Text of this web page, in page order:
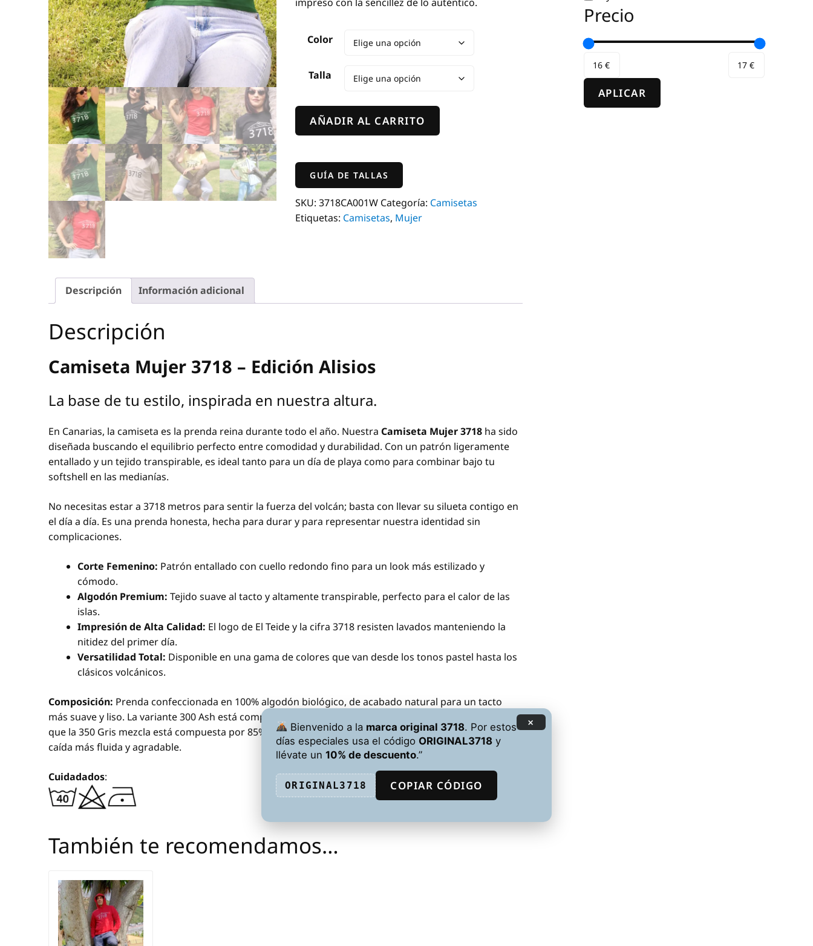
Color
Talla
Camiseta
Mujer
Edición
Alisios
cantidad
AÑADIR AL CARRITO
GUÍA DE TALLAS
SKU:3718CA001W Categoría: Camisetas
Etiquetas: Camisetas, Mujer
Descripción Información adicional
Descripción
Camiseta Mujer 3718 – Edición Alisios
La base de tu estilo, inspirada en nuestra altura.
En Canarias, la camiseta es la prenda reina durante todo el año. Nuestra Camiseta Mujer 3718 ha sido
diseñada buscando el equilibrio perfecto entre comodidad y durabilidad. Con un patrón ligeramente
entallado y un tejido transpirable, es ideal tanto para un día de playa como para combinar bajo tu
softshell en las medianías.
No necesitas estar a 3718 metros para sentir la fuerza del volcán; basta con llevar su silueta contigo en
el día a día. Es una prenda honesta, hecha para durar y para representar nuestra identidad sin
complicaciones.
Corte Femenino: Patrón entallado con cuello redondo fino para un look más estilizado y
cómodo.
Algodón Premium: Tejido suave al tacto y altamente transpirable, perfecto para el calor de las
islas.
Impresión de Alta Calidad: El logo de El Teide y la cifra 3718 resisten lavados manteniendo la
nitidez del primer día.
Versatilidad Total: Disponible en una gama de colores que van desde los tonos pastel hasta los
clásicos volcánicos.
Composición: Prenda confeccionada en 100% algodón biológico, de acabado natural para un tacto
más suave y liso. La variante 300 Ash está compuesta por 98% algodón orgánico y 2% viscosa, mientras
que la 350 Gris mezcla está compuesta por 85% algodón orgánico y 15% viscosa, lo que aporta una
caída más fluida y agradable.
Cuidadados:
También te recomendamos…
Precio
APLICAR
×
Bienvenido a la marca original 3718. Por estos
días especiales usa el código ORIGINAL3718 y
llévate un 10% de descuento.”
ORIGINAL3718 COPIAR CÓDIGO